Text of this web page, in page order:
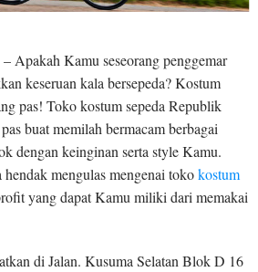
– Apakah Kamu seseorang penggemar
keseruan kala bersepeda? Kostum
pas! Toko kostum sepeda Republik
buat memilah bermacam berbagai
dengan keinginan serta style Kamu.
mengulas mengenai tokokostum
yang dapat Kamu miliki dari memakai
di Jalan. Kusuma Selatan Blok D 16